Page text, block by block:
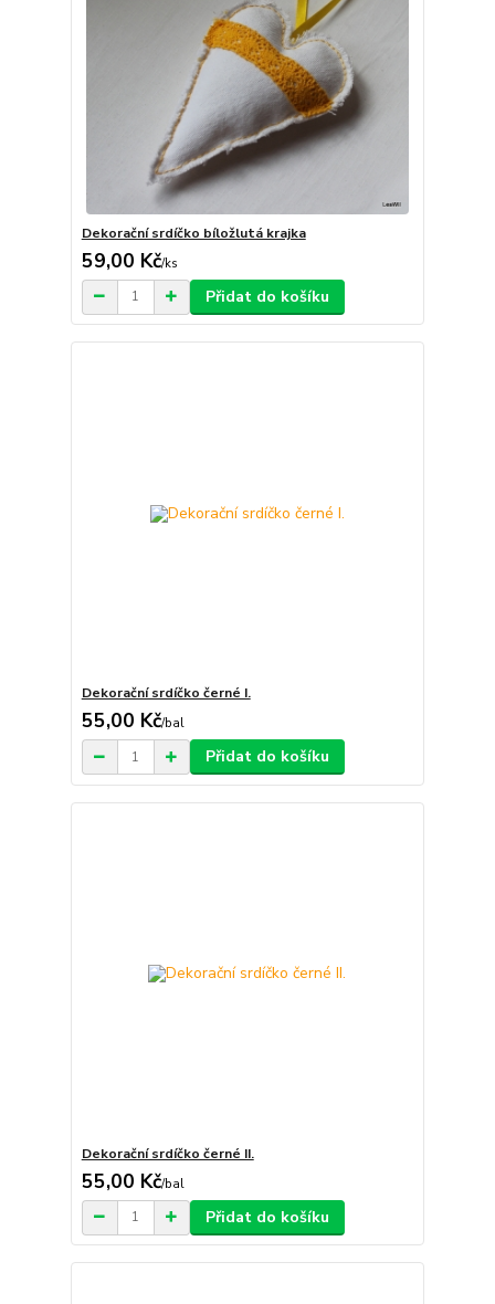
Dekorační srdíčko bíložlutá krajka
59,00 Kč/ks
Přidat do košíku
Dekorační srdíčko černé I.
55,00 Kč/bal
Přidat do košíku
Dekorační srdíčko černé II.
55,00 Kč/bal
Přidat do košíku